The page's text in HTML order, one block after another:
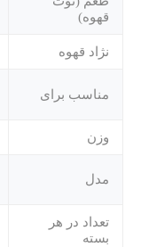
قهوه)
نژاد قهوه
مناسب برای
وزن
مدل
تعداد در هر
بسته